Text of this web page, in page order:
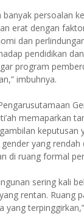
persoalan
erat dengan
dan
pendidikan
program
imbuhnya.
memaparkan
keputusan
yang rendah
di ruang formal
sering kali
rentan. Ruang
yang